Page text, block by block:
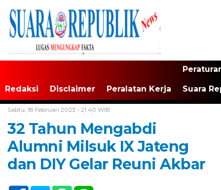
Redaksi Disclaimer Peralatan Kerja Suara
Sabtu, 18 Februari 2023 - 21:40 WIB
32 Tahun Mengabdi
Alumni Milsuk IX Jateng
dan DIY Gelar Reuni Akbar